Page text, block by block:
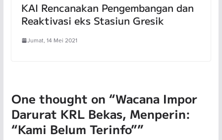
KAI Rencanakan Pengembangan dan
Reaktivasi eks Stasiun Gresik
Jumat, 14 Mei 2021
One thought on “Wacana Impor
Darurat KRL Bekas, Menperin:
“Kami Belum Terinfo””